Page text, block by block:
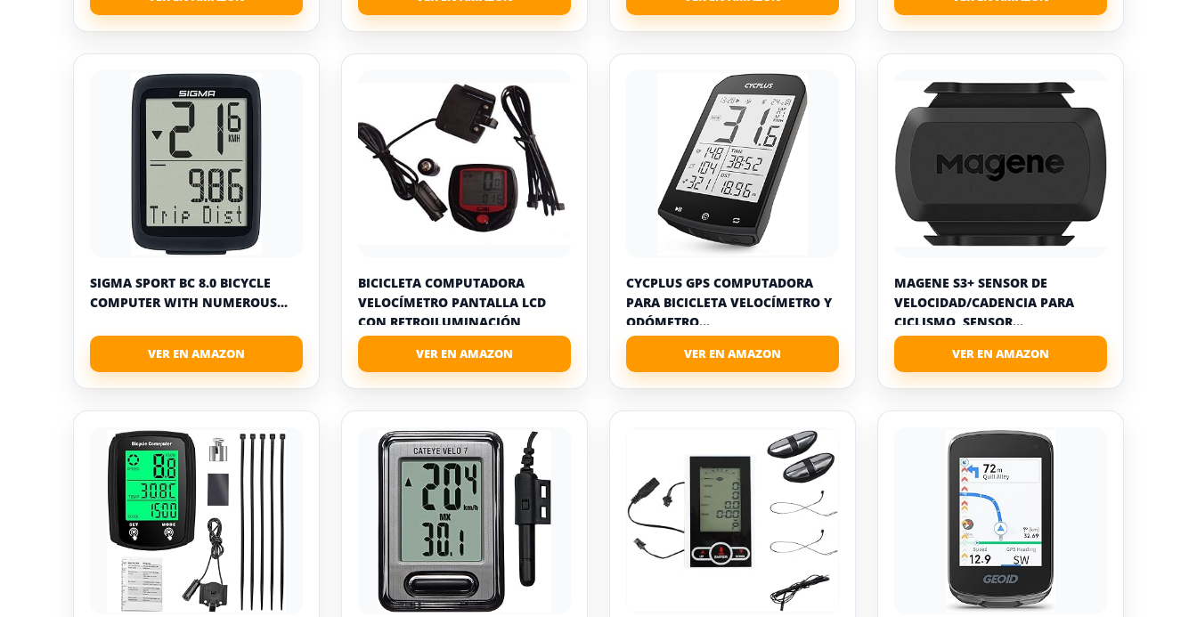
SIGMA SPORT BC 8.0 BICYCLE
COMPUTER WITH NUMEROUS...
BICICLETA COMPUTADORA
VELOCÍMETRO PANTALLA LCD
CON RETROILUMINACIÓN
IMPERMEABLE...
CYCPLUS GPS COMPUTADORA
PARA BICICLETA VELOCÍMETRO Y
ODÓMETRO...
MAGENE S3+ SENSOR DE
VELOCIDAD/CADENCIA PARA
CICLISMO, SENSOR...